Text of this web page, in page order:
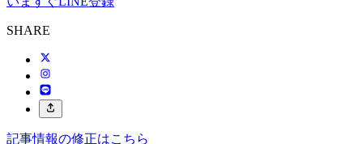
SHARE
記事情報の修正はこちら